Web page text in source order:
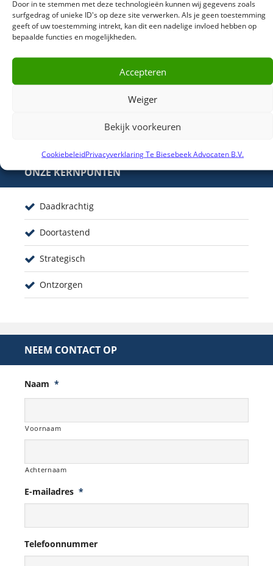
Door in te stemmen met deze technologieën kunnen wij gegevens zoals
surfgedrag of unieke ID's op deze site verwerken. Als je geen toestemming
geeft of uw toestemming intrekt, kan dit een nadelige invloed hebben op
bepaalde functies en mogelijkheden.
Accepteren
Weiger
Bekijk voorkeuren
CookiebeleidPrivacyverklaring Te Biesebeek Advocaten B.V.
ONZE KERNPUNTEN
Daadkrachtig
Doortastend
Strategisch
Ontzorgen
NEEM CONTACT OP
Naam *
Voornaam
Achternaam
E-mailadres *
Telefoonnummer